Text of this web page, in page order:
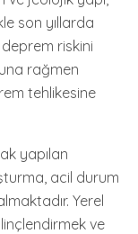
son yıllarda
riskini
rağmen
tehlikesine
yapılan
acil durum
Yerel
ve